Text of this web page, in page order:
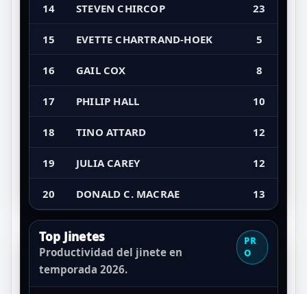
14 STEVEN CHIRCOP 23
15 EVETTE CHARTRAND-HOEK 5
16 GAIL COX 8
17 PHILIP HALL 10
18 TINO ATTARD 12
19 JULIA CAREY 12
20 DONALD C. MACRAE 13
Top Jinetes
Productividad del jinete en
temporada 2026.
PR
O